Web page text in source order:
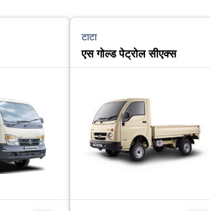
टाटा
एस गोल्ड पेट्रोल सीएक्स